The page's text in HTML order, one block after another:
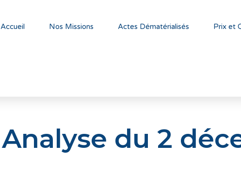
Accueil Nos Missions Actes Dématérialisés Prix et
Analyse du 2